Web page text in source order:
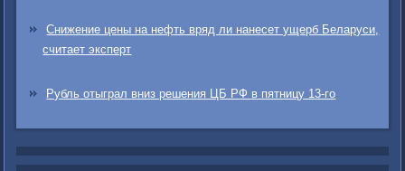
Снижение цены на нефть вряд ли нанесет ущерб Беларуси,
считает эксперт
Рубль отыграл вниз решения ЦБ РФ в пятницу 13-го